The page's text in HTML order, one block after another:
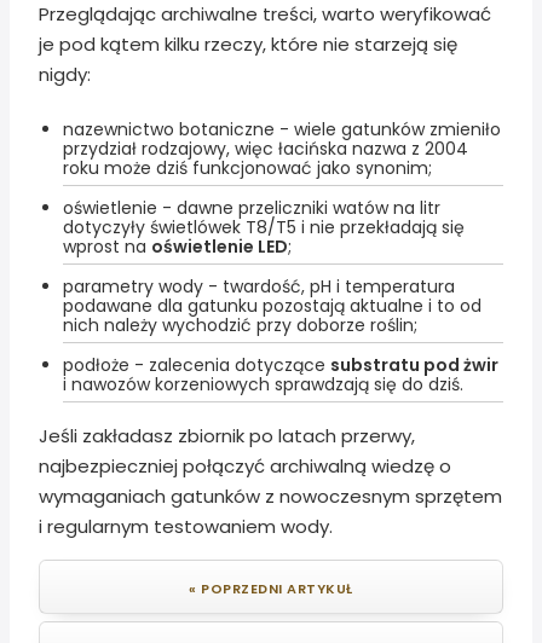
Przeglądając archiwalne treści, warto weryfikować
je pod kątem kilku rzeczy, które nie starzeją się
nigdy:
nazewnictwo botaniczne - wiele gatunków zmieniło
przydział rodzajowy, więc łacińska nazwa z 2004
roku może dziś funkcjonować jako synonim;
oświetlenie - dawne przeliczniki watów na litr
dotyczyły świetlówek T8/T5 i nie przekładają się
wprost na oświetlenie LED;
parametry wody - twardość, pH i temperatura
podawane dla gatunku pozostają aktualne i to od
nich należy wychodzić przy doborze roślin;
podłoże - zalecenia dotyczące substratu pod żwir
i nawozów korzeniowych sprawdzają się do dziś.
Jeśli zakładasz zbiornik po latach przerwy,
najbezpieczniej połączyć archiwalną wiedzę o
wymaganiach gatunków z nowoczesnym sprzętem
i regularnym testowaniem wody.
« POPRZEDNI ARTYKUŁ